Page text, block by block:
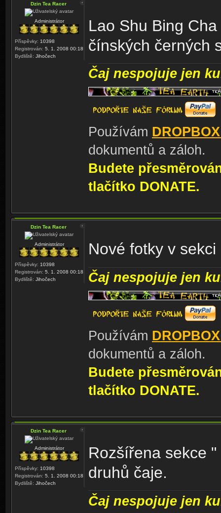
Dzin Tea Racer
Administrátor
Příspěvky: 10398
Registrován: 5. 1. 2008 00:18
Bydliště: Jihočech
Lao Shu Bing
čínských černých
Čaj nespojuje jen
Používám
dokumentů a záloh.
Budete
tlačítko DONATE.
Dzin Tea Racer
Administrátor
Příspěvky: 10398
Registrován: 5. 1. 2008 00:18
Bydliště: Jihočech
Nové fotky v
Čaj nespojuje jen
Používám
dokumentů a záloh.
Budete
tlačítko DONATE.
Dzin Tea Racer
Administrátor
Příspěvky: 10398
Registrován: 5. 1. 2008 00:18
Bydliště: Jihočech
Rozšířena sekce
druhů čaje.
Čaj nespojuje jen